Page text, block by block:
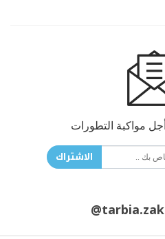
مواكبة التطورات
الاشتراك